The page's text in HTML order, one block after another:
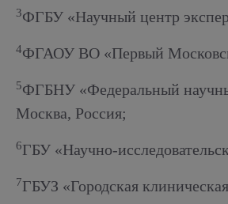
3ФГБУ «Научный центр
4ФГАОУ ВО «Первый
5ФГБНУ «Федеральный
Москва, Россия;
6ГБУ «Научно-
7ГБУЗ «Городская